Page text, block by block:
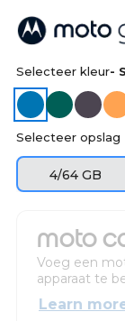
Selecteer kleur-
Selecteer opslag
4/64 GB
moto
Voeg een
apparaat te
Learn